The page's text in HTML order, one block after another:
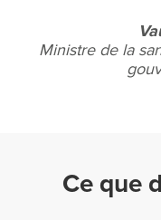
Ministre de la
Ce que